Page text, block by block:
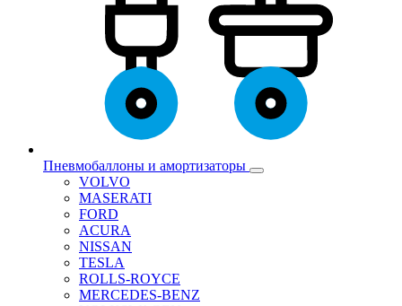
Пневмобаллоны и амортизаторы
VOLVO
MASERATI
FORD
ACURA
NISSAN
TESLA
ROLLS-ROYCE
MERCEDES-BENZ